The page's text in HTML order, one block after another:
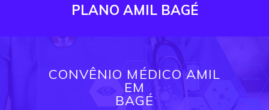
PLANO AMIL BAGÉ
CONVÊNIO MÉDICO AMIL
EM
BAGÉ